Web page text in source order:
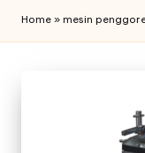
Home » mesin